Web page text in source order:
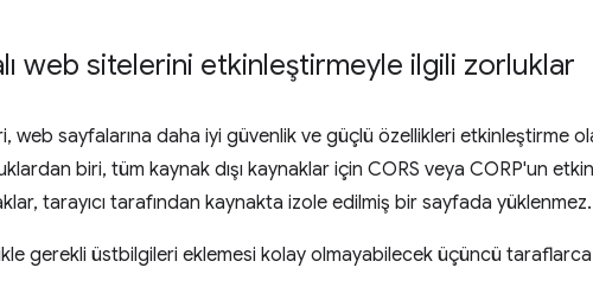
web sitelerini etkinleştirmeyle ilgili zorluklar
web sayfalarına daha iyi güvenlik ve güçlü özellikleri etkinleştirme
biri, tüm kaynak dışı kaynaklar için CORS veya CORP'un
tarayıcı tarafından kaynakta izole edilmiş bir sayfada yüklenmez.
gerekli üstbilgileri eklemesi kolay olmayabilecek üçüncü taraflarca